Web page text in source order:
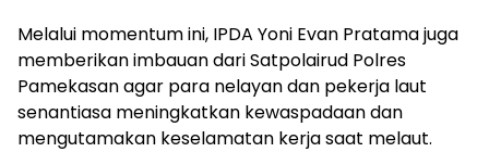
​Melalui momentum ini, IPDA Yoni Evan Pratama juga
memberikan imbauan dari Satpolairud Polres
Pamekasan agar para nelayan dan pekerja laut
senantiasa meningkatkan kewaspadaan dan
mengutamakan keselamatan kerja saat melaut.